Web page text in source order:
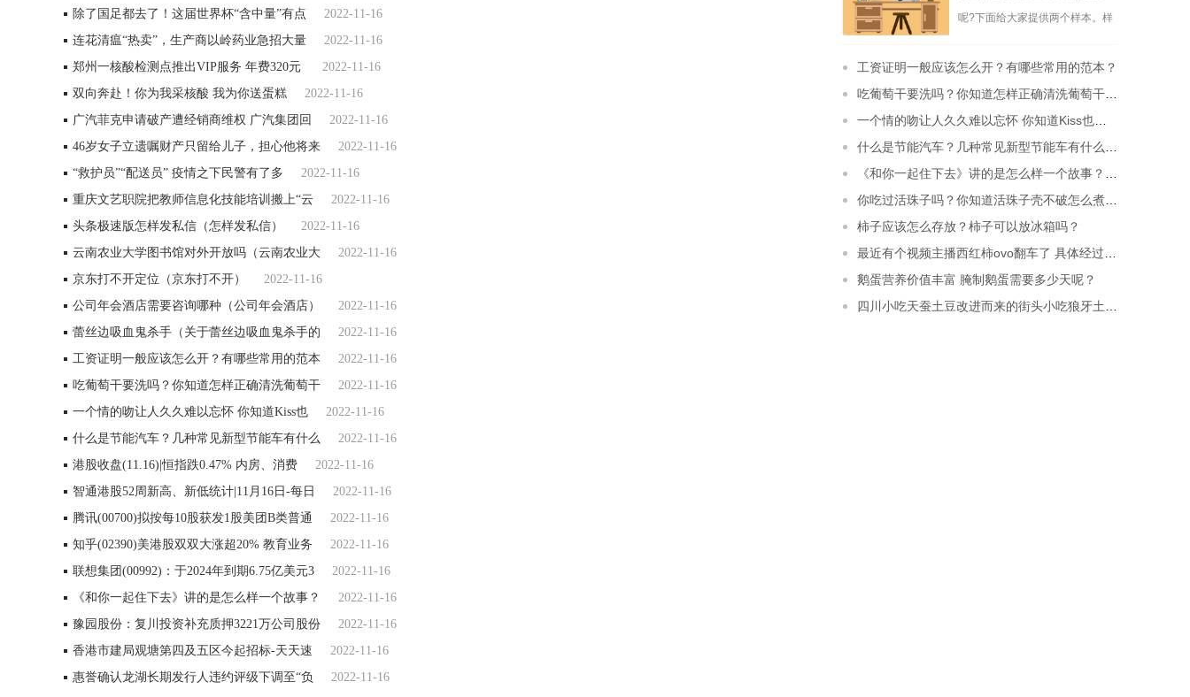
除了国足都去了！这届世界杯“含中量”有点
2022-11-16
连花清瘟“热卖”，生产商以岭药业急招大量
2022-11-16
郑州一核酸检测点推出VIP服务 年费320元
2022-11-16
双向奔赴！你为我采核酸 我为你送蛋糕
2022-11-16
广汽菲克申请破产遭经销商维权 广汽集团回
2022-11-16
46岁女子立遗嘱财产只留给儿子，担心他将来
2022-11-16
“救护员”“配送员” 疫情之下民警有了多
2022-11-16
重庆文艺职院把教师信息化技能培训搬上“云
2022-11-16
头条极速版怎样发私信（怎样发私信）
2022-11-16
云南农业大学图书馆对外开放吗（云南农业大
2022-11-16
京东打不开定位（京东打不开）
2022-11-16
公司年会酒店需要咨询哪种（公司年会酒店）
2022-11-16
蕾丝边吸血鬼杀手（关于蕾丝边吸血鬼杀手的
2022-11-16
工资证明一般应该怎么开？有哪些常用的范本
2022-11-16
吃葡萄干要洗吗？你知道怎样正确清洗葡萄干
2022-11-16
一个情的吻让人久久难以忘怀 你知道Kiss也
2022-11-16
什么是节能汽车？几种常见新型节能车有什么
2022-11-16
港股收盘(11.16)|恒指跌0.47% 内房、消费
2022-11-16
智通港股52周新高、新低统计|11月16日-每日
2022-11-16
腾讯(00700)拟按每10股获发1股美团B类普通
2022-11-16
知乎(02390)美港股双双大涨超20% 教育业务
2022-11-16
联想集团(00992)：于2024年到期6.75亿美元3
2022-11-16
《和你一起住下去》讲的是怎么样一个故事？
2022-11-16
豫园股份：复川投资补充质押3221万公司股份
2022-11-16
香港市建局观塘第四及五区今起招标-天天速
2022-11-16
惠誉确认龙湖长期发行人违约评级下调至“负
2022-11-16
呢?下面给大家提供两个样本。样
(________________[详细]
工资证明一般应该怎么开？有哪些常用的范本？
柿子应该怎么存放？柿子可以放冰箱吗？
鹅蛋营养价值丰富 腌制鹅蛋需要多少天呢？